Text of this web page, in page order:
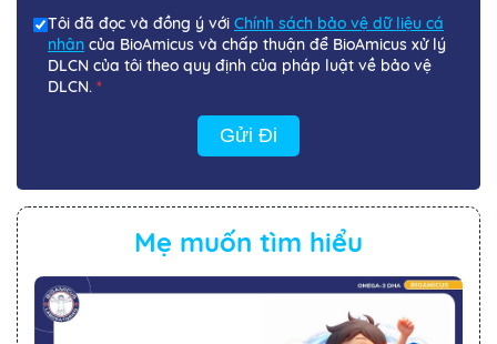
Tôi đã đọc và đồng ý với Chính sách bảo vệ dữ liệu cá
nhân của BioAmicus và chấp thuận để BioAmicus xử lý
DLCN của tôi theo quy định của pháp luật về bảo vệ
DLCN. *
Gửi Đi
Mẹ muốn tìm hiểu